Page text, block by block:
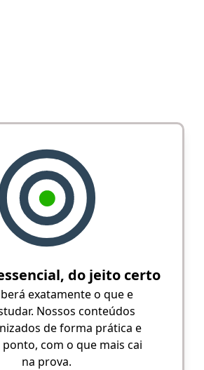
do jeito certo
exatamente o que e
Nossos conteúdos
de forma prática e
com o que mais cai
na prova.